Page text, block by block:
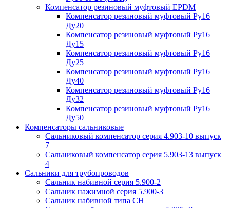
Компенсатор резиновый муфтовый EPDM
Компенсатор резиновый муфтовый Ру16
Ду20
Компенсатор резиновый муфтовый Ру16
Ду15
Компенсатор резиновый муфтовый Ру16
Ду25
Компенсатор резиновый муфтовый Ру16
Ду40
Компенсатор резиновый муфтовый Ру16
Ду32
Компенсатор резиновый муфтовый Ру16
Ду50
Компенсаторы сальниковые
Сальниковый компенсатор серия 4.903-10 выпуск
7
Сальниковый компенсатор серия 5.903-13 выпуск
4
Сальники для трубопроводов
Сальник набивной серия 5.900-2
Сальник нажимной серия 5.900-3
Сальник набивной типа СН